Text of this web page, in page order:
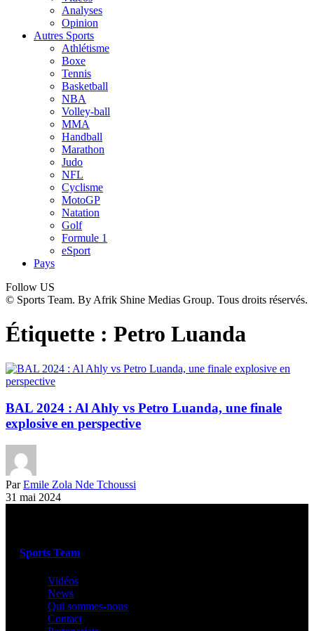
Analyses
Opinion
Autres Sports
Athlétisme
Boxe
Tennis
Basketball
NBA
Volley-ball
MMA
Handball
Marathon
Judo
NFL
Cyclisme
MotoGP
Natation
Golf
Formule 1
eSport
Pays
Follow US
© Sports Team. By Afrik Shine Medias Group. Tous droits réservés.
Étiquette : Petro Luanda
BAL 2024 : Al Ahly vs Petro Luanda, une finale
explosive en perspective
Par Emile Zola Nde Tchoussi
31 mai 2024
Sports Team
Vidéos
News
Qui sommes-nous
Contact